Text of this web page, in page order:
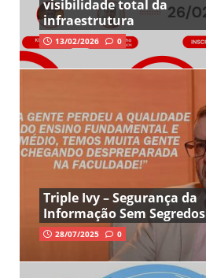
visibilidade total da
infraestrutura
13/02/2026 0
Triple Ivy – Segurança da
Informação Sem Segredos
28/07/2025 0